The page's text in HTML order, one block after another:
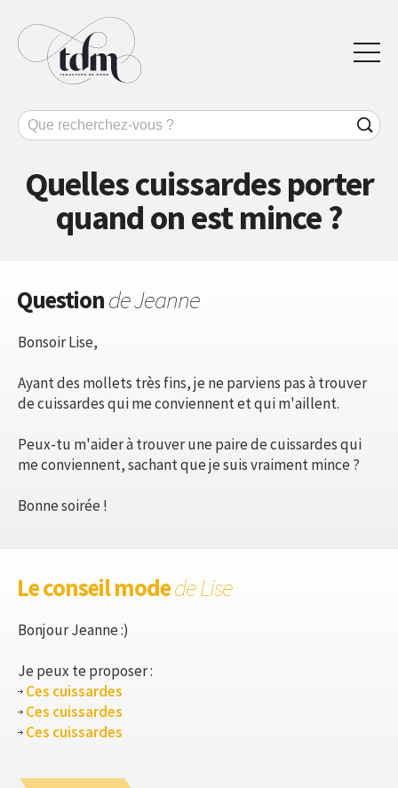
Quelles cuissardes porter
quand on est mince ?
Questionde Jeanne
Bonsoir Lise,
Ayant des mollets très fins, je ne parviens pas à trouver
de cuissardes qui me conviennent et qui m'aillent.
Peux-tu m'aider à trouver une paire de cuissardes qui
me conviennent, sachant que je suis vraiment mince ?
Bonne soirée !
Le conseil modede Lise
Bonjour Jeanne :)
Je peux te proposer :
Ces cuissardes
Ces cuissardes
Ces cuissardes